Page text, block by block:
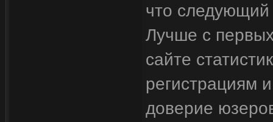
что следующий
Лучше с
сайте
регистрациям
доверие